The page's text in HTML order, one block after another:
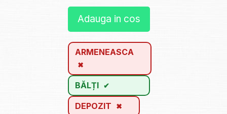
Adauga in cos
ARMENEASCA
BĂLȚI
DEPOZIT